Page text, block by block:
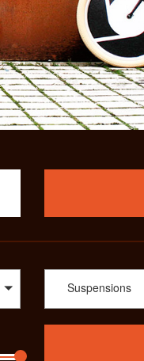
Suspensions